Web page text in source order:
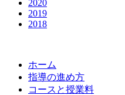
2020
2019
2018
ホーム
指導の進め方
コースと授業料